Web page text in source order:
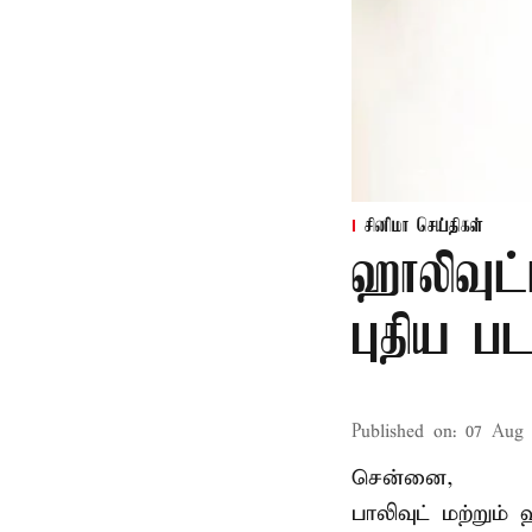
சினிமா செய்திகள்
புதிய
Published on: 07 Aug
சென்னை,
பாலிவுட் மற்றும்